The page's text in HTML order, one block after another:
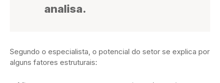
analisa.
Segundo o especialista, o potencial do setor se explica por
alguns fatores estruturais: